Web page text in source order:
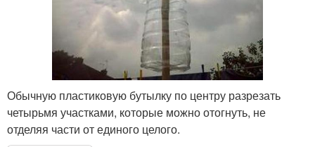
Обычную пластиковую бутылку по центру разрезать
четырьмя участками, которые можно отогнуть, не
отделяя части от единого целого.